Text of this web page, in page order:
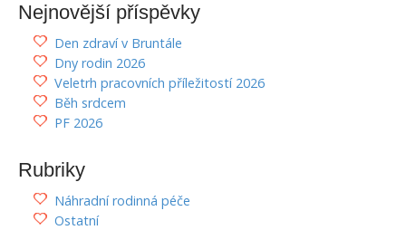
c
Nejnovější příspěvky
Den zdraví v Bruntále
Dny rodin 2026
Veletrh pracovních příležitostí 2026
Běh srdcem
PF 2026
Rubriky
Náhradní rodinná péče
Ostatní